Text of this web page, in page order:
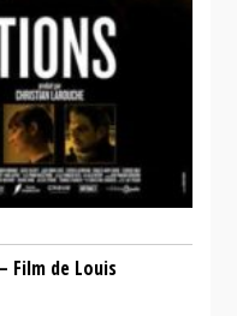
Film de Louis